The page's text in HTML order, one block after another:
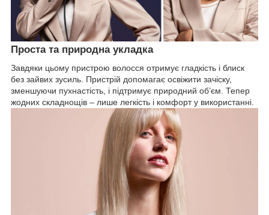
Проста та природна укладка
Завдяки цьому пристрою волосся отримує гладкість і блиск
без зайвих зусиль. Пристрій допомагає освіжити зачіску,
зменшуючи пухнастість, і підтримує природний об’єм. Тепер
жодних складнощів – лише легкість і комфорт у використанні.